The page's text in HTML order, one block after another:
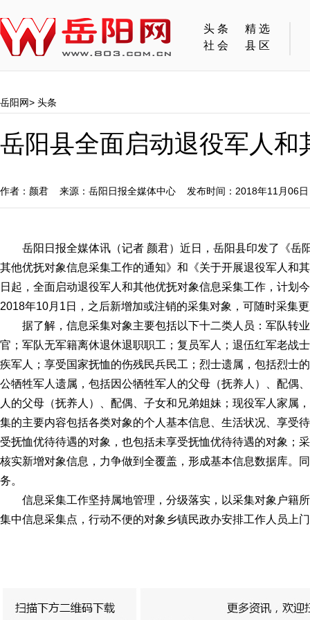
头条
精选
社会
县区
岳阳网> 头条
岳阳县全面启动退役军人
作者：颜君 来源：岳阳日报全媒体中心 发布时间：2018年11月06
岳阳日报全媒体讯（记者 颜君）近日，岳阳县印发了《岳
其他优抚对象信息采集工作的通知》和《关于开展退役军人和
日起，全面启动退役军人和其他优抚对象信息采集工作，计划
2018年10月1日，之后新增加或注销的采集对象，可随时采集
据了解，信息采集对象主要包括以下十二类人员：军队转
官；军队无军籍离休退休退职职工；复员军人；退伍红军老战
疾军人；享受国家抚恤的伤残民兵民工；烈士遗属，包括烈士
公牺牲军人遗属，包括因公牺牲军人的父母（抚养人）、配偶
人的父母（抚养人）、配偶、子女和兄弟姐妹；现役军人家属
集的主要内容包括各类对象的个人基本信息、生活状况、享受
受抚恤优待待遇的对象，也包括未享受抚恤优待待遇的对象；
核实新增对象信息，力争做到全覆盖，形成基本信息数据库。
务。
信息采集工作坚持属地管理，分级落实，以采集对象户籍
集中信息采集点，行动不便的对象乡镇民政办安排工作人员上